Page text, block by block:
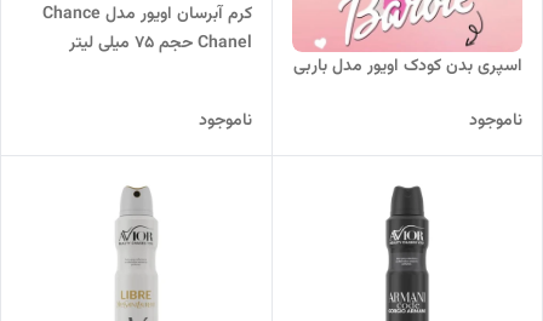
اسپری بدن کودک اویور مدل باربی
ناموجود
کرم آبرسان اویور مدل Chance
Chanel حجم 75 میلی لیتر
ناموجود